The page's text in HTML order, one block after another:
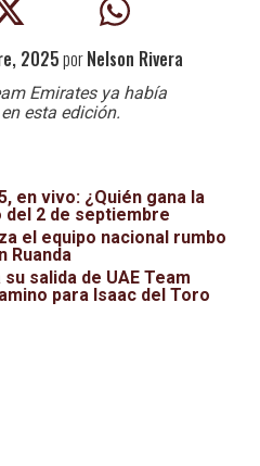
2025porNelson Rivera
Emirates ya había
esta edición.
en vivo: ¿Quién gana la
del 2 de septiembre
el equipo nacional rumbo
Ruanda
salida de UAE Team
para Isaac del Toro